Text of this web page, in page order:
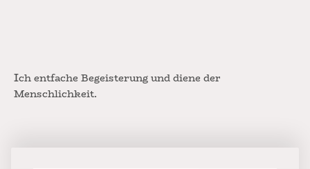
Ich entfache Begeisterung und diene der
Menschlichkeit.